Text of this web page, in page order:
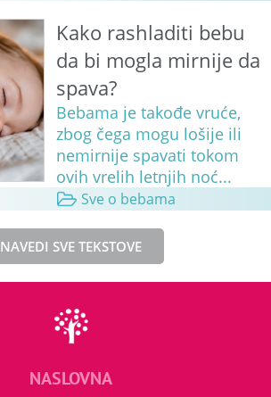
Kako rashladiti bebu
da bi mogla mirnije da
spava?
Bebama je takođe vruće,
zbog čega mogu lošije ili
nemirnije spavati tokom
ovih vrelih letnjih noć...
Sve o bebama
NAVEDI SVE TEKSTOVE
NASLOVNA